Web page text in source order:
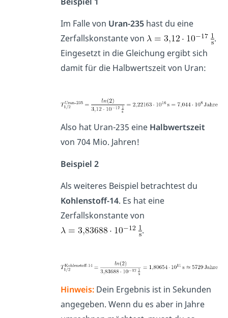
Im Falle von Uran-235 hast du eine
Zerfallskonstante von
.
Eingesetzt in die Gleichung ergibt sich
damit für die Halbwertszeit von Uran:
Also hat Uran-235 eine Halbwertszeit
von 704 Mio. Jahren!
Beispiel 2
Als weiteres Beispiel betrachtest du
Kohlenstoff-14. Es hat eine
Zerfallskonstante von
.
Hinweis: Dein Ergebnis ist in Sekunden
angegeben. Wenn du es aber in Jahre